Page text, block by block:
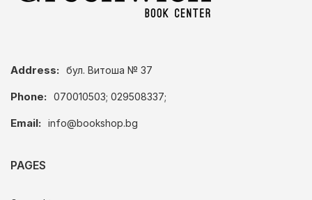
Address: бул. Витоша № 37
Phone: 070010503; 029508337;
Email: info@bookshop.bg
PAGES